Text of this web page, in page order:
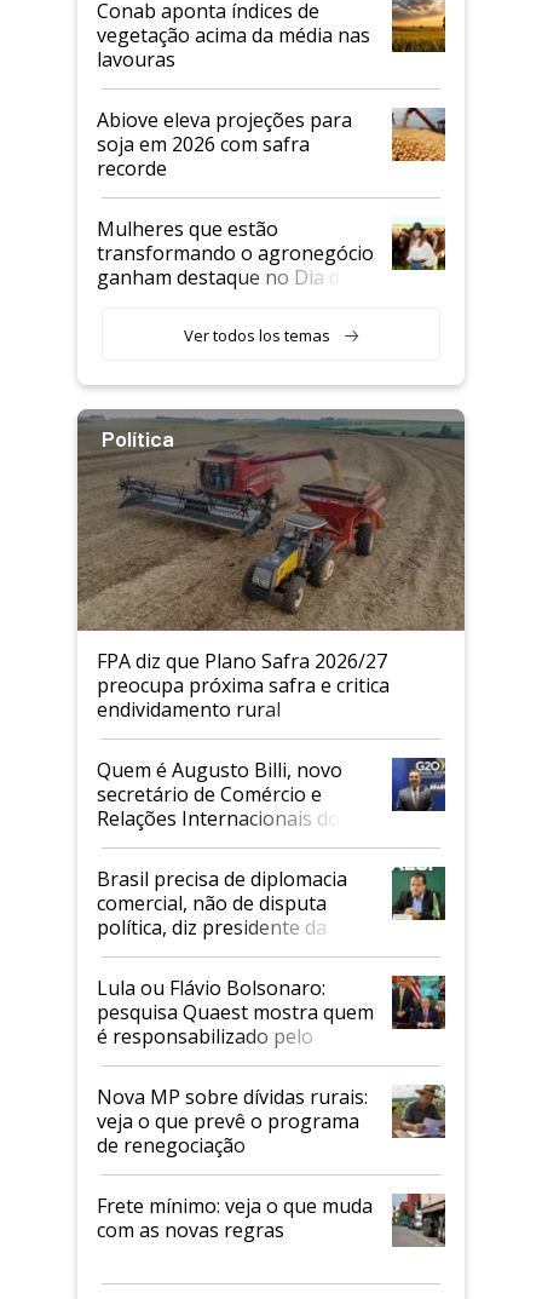
Conab aponta índices de
vegetação acima da média nas
lavouras
Abiove eleva projeções para
soja em 2026 com safra
recorde
Mulheres que estão
transformando o agronegócio
ganham destaque no Dia do
Ver todos los temas
Política
FPA diz que Plano Safra 2026/27
preocupa próxima safra e critica
endividamento rural
Quem é Augusto Billi, novo
secretário de Comércio e
Relações Internacionais do
Mapa
Brasil precisa de diplomacia
comercial, não de disputa
política, diz presidente da
Faesp
Lula ou Flávio Bolsonaro:
pesquisa Quaest mostra quem
é responsabilizado pelo
tarifaço dos EUA
Nova MP sobre dívidas rurais:
veja o que prevê o programa
de renegociação
Frete mínimo: veja o que muda
com as novas regras